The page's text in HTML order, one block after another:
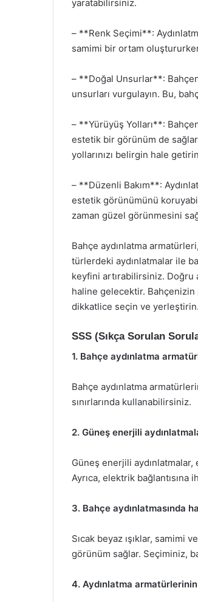
yaratabilirsiniz.
– **Renk Seçimi**:
samimi bir ortam
– **Doğal Unsurlar**:
unsurları vurgulayın. Bu,
– **Yürüyüş Yolları**:
estetik bir görünüm de
yollarınızı belirgin hale
– **Düzenli Bakım**:
estetik görünümünü
zaman güzel görünmesini
Bahçe aydınlatma
türlerdeki aydınlatmalar ile
keyfini artırabilirsiniz. Doğru
haline gelecektir.
dikkatlice seçin ve yerleştirin.
SSS (Sıkça Sorulan
1. Bahçe aydınlatma
Bahçe aydınlatma
sınırlarında kullanabilirsiniz.
2. Güneş enerjili
Güneş enerjili
Ayrıca, elektrik bağlantısına
3. Bahçe aydınlatmasında
Sıcak beyaz ışıklar, samimi
görünüm sağlar. Seçiminiz,
4. Aydınlatma armatürlerinin